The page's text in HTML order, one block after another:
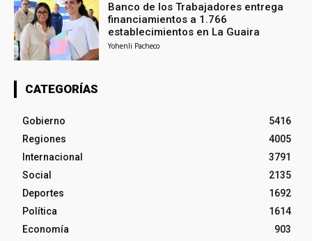
Banco de los Trabajadores entrega
financiamientos a 1.766
establecimientos en La Guaira
Yohenli Pacheco
CATEGORÍAS
Gobierno
5416
Regiones
4005
Internacional
3791
Social
2135
Deportes
1692
Política
1614
Economía
903